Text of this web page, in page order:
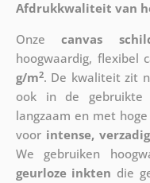
Afdrukkwaliteit van
Onzecanvas
hoogwaardig, flexibel
g/m2. De kwaliteit zit
ook in de gebruikte
langzaam en met
voor intense,
We gebruiken
geurloze inkten die